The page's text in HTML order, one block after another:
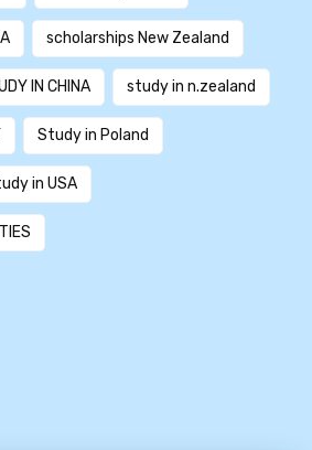
scholarships New Zealand
IN CHINA study in n.zealand
Study in Poland
in USA